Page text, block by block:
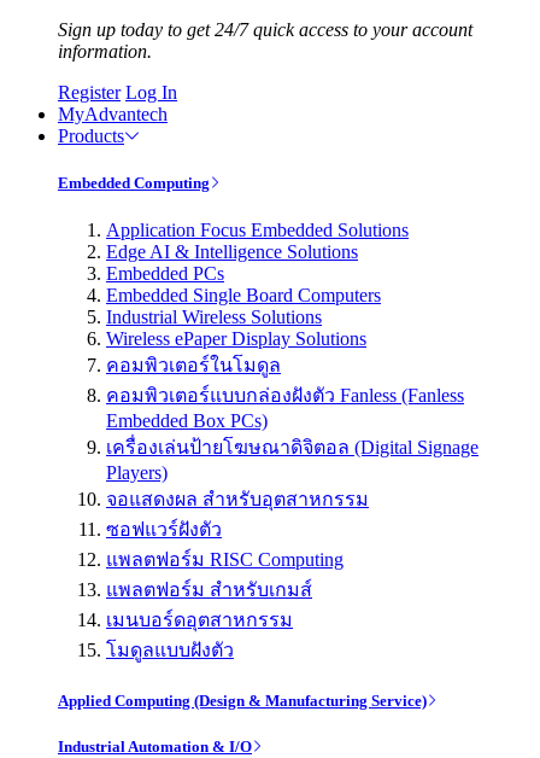
Sign up today to get 24/7 quick access to your account
information.
Register Log In
MyAdvantech
Products
Embedded Computing
Application Focus Embedded Solutions
Edge AI & Intelligence Solutions
Embedded PCs
Embedded Single Board Computers
Industrial Wireless Solutions
Wireless ePaper Display Solutions
คอมพิวเตอร์ในโมดูล
คอมพิวเตอร์แบบกล่องฝังตัว Fanless (Fanless
Embedded Box PCs)
เครื่องเล่นป้ายโฆษณาดิจิตอล (Digital Signage
Players)
จอแสดงผล สำหรับอุตสาหกรรม
ซอฟแวร์ฝังตัว
แพลตฟอร์ม RISC Computing
แพลตฟอร์ม สำหรับเกมส์
เมนบอร์ดอุตสาหกรรม
โมดูลแบบฝังตัว
Applied Computing (Design & Manufacturing Service)
Industrial Automation & I/O